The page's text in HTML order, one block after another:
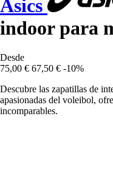
Asics
indoor para
Desde
75,00 € 67,50 € -10%
Descubre las zapatillas de
apasionadas del voleibol,
incomparables.